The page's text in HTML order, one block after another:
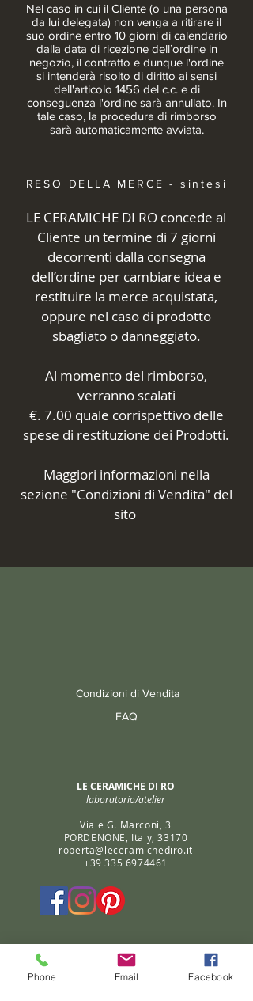
Nel caso in cui il Cliente (o una persona
da lui delegata) non venga a ritirare il
suo ordine entro 10 giorni di calendario
dalla data di ricezione dell’ordine in
negozio, il contratto e dunque l'ordine
si intenderà risolto di diritto ai sensi
dell'articolo 1456 del c.c. e di
conseguenza l'ordine sarà annullato. In
tale caso, la procedura di rimborso
sarà automaticamente avviata.
RESO DELLA MERCE - sintesi
LE CERAMICHE DI RO concede al
Cliente un termine di 7 giorni
decorrenti dalla consegna
dell’ordine per cambiare idea e
restituire la merce acquistata,
oppure nel caso di prodotto
sbagliato o danneggiato.
Al momento del rimborso,
verranno scalati
€. 7.00 quale corrispettivo delle
spese di restituzione dei Prodotti.
Maggiori informazioni nella
sezione "Condizioni di Vendita" del
sito
Condizioni di Vendita
FAQ
LE CERAMICHE DI RO
laboratorio/atelier
Viale G. Marconi, 3
PORDENONE, Italy, 33170
roberta@leceramichediro.it
+39 335 6974461
Phone Email Facebook